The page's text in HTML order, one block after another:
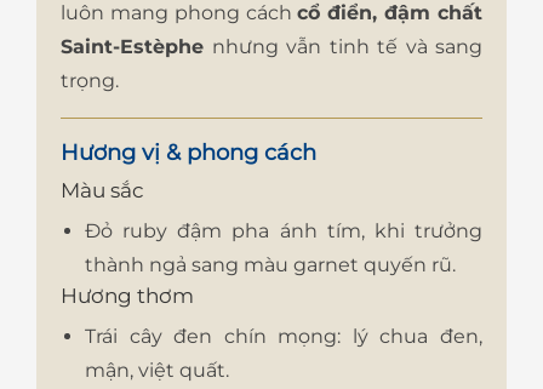
luôn mang phong cáchcổ điển, đậm chất
Saint-Estèphe nhưng vẫn tinh tế và sang
trọng.
Hương vị & phong cách
Màu sắc
Đỏ ruby đậm pha ánh tím, khi trưởng
thành ngả sang màu garnet quyến rũ.
Hương thơm
Trái cây đen chín mọng: lý chua đen,
mận, việt quất.